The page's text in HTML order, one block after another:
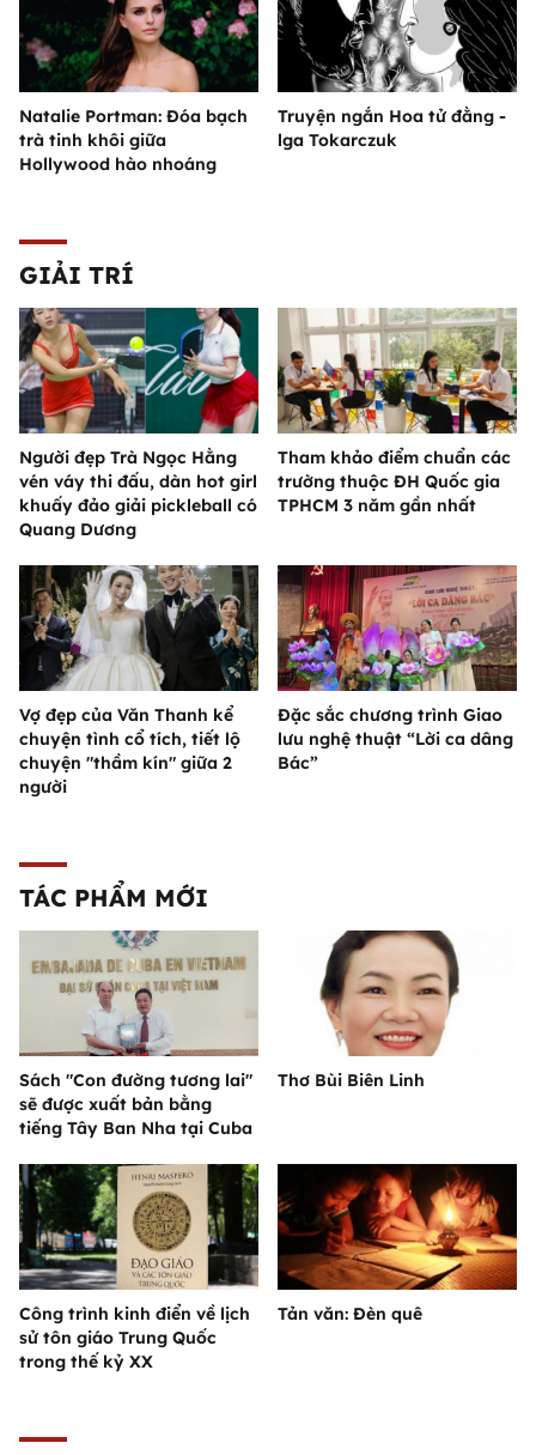
Natalie Portman: Đóa bạch
trà tinh khôi giữa
Hollywood hào nhoáng
Truyện ngắn Hoa tử đằng -
lga Tokarczuk
GIẢI TRÍ
Người đẹp Trà Ngọc Hằng
vén váy thi đấu, dàn hot girl
khuấy đảo giải pickleball có
Quang Dương
Tham khảo điểm chuẩn các
trường thuộc ĐH Quốc gia
TPHCM 3 năm gần nhất
Vợ đẹp của Văn Thanh kể
chuyện tình cổ tích, tiết lộ
chuyện "thầm kín" giữa 2
người
Đặc sắc chương trình Giao
lưu nghệ thuật “Lời ca dâng
Bác”
TÁC PHẨM MỚI
Sách "Con đường tương lai"
sẽ được xuất bản bằng
tiếng Tây Ban Nha tại Cuba
Thơ Bùi Biên Linh
Công trình kinh điển về lịch
sử tôn giáo Trung Quốc
trong thế kỷ XX
Tản văn: Đèn quê